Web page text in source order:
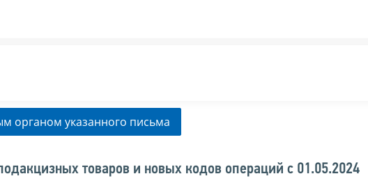
органом указанного письма
товаров и новых кодов операций с 01.05.2024